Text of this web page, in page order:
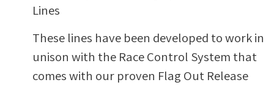
Lines
These lines have been developed to work in
unison with the Race Control System that
comes with our proven Flag Out Release